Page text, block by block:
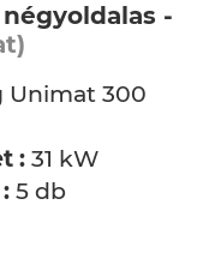
-
Unimat 300
: 31 kW
5 db